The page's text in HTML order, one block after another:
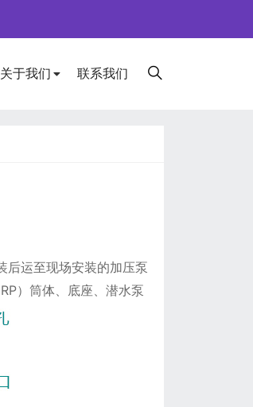
关于我们 联系我们
后运至现场安装的加压泵
）筒体、底座、潜水泵